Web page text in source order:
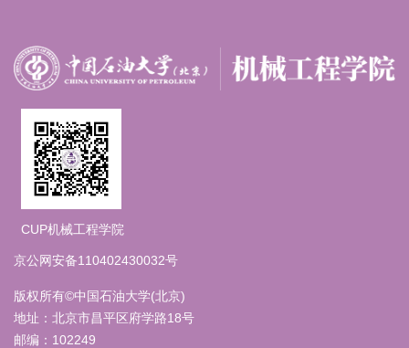
CUP机械工程学院
京公网安备110402430032号
版权所有©中国石油大学(北京)
地址：北京市昌平区府学路18号
邮编：102249